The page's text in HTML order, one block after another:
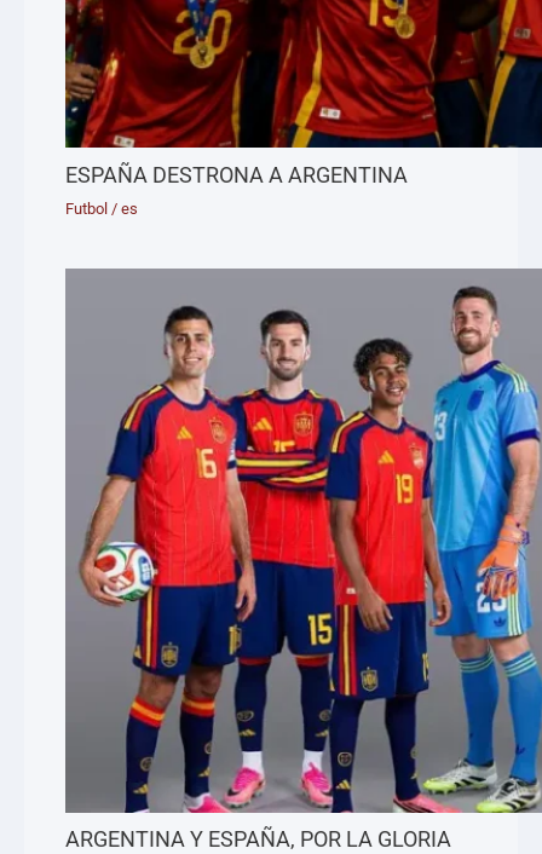
ESPAÑA DESTRONA A ARGENTINA
Futbol /es
ARGENTINA Y ESPAÑA, POR LA GLORIA